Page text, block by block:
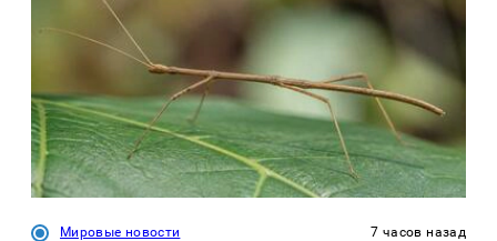
Мировые новости 7 часов назад